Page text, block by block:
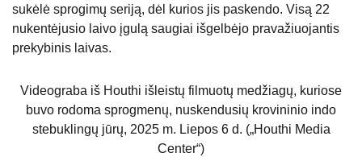
sukėlė sprogimų seriją, dėl kurios jis paskendo. Visą 22
nukentėjusio laivo įgulą saugiai išgelbėjo pravažiuojantis
prekybinis laivas.
Videograba iš Houthi išleistų filmuotų medžiagų, kuriose
buvo rodoma sprogmenų, nuskendusių krovininio indo
stebuklingų jūrų, 2025 m. Liepos 6 d. („Houthi Media
Center“)